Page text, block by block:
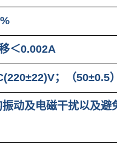
＜0.002A
；（50±0.5
动及电磁干扰以及避